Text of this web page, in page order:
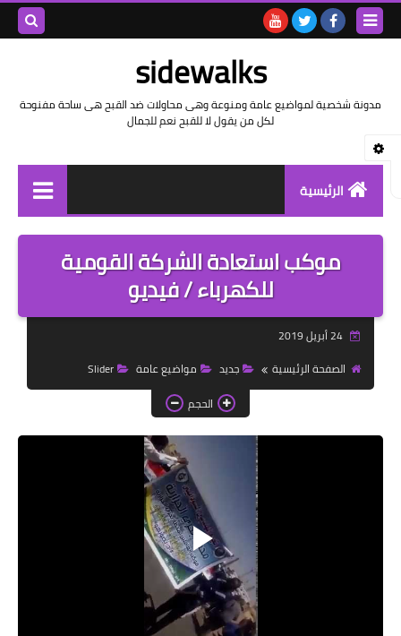
sidewalks
مدونة شخصية لمواضيع عامة ومنوعة وهى محاولات ضد القبح هى ساحة مفنوحة
لكل من يقول لا للقبح نعم للجمال
الرئيسية
توثيق وتاريخ
بيانات
تقارير
خواطر بالفصحى
خواطر قصصية
صور
علوم وبحوث
فيديو
مجرد راى
منوعات
موكب استعادة الشركة القومية
للكهرباء / فيديو
24 أبريل 2019
الصفحة الرئيسية
جديد مواضيع عامة
Slider
الحجم